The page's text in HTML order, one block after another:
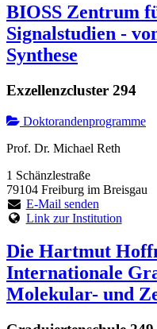
BIOSS Zentrum
Signalstudien -
Synthese
Exzellenzcluster 294
Doktorandenprogramme
Prof. Dr. Michael Reth
1 Schänzlestraße
79104 Freiburg im Breisgau
E-Mail senden
Link zur Institution
Die Hartmut
Internationale
Molekular- und